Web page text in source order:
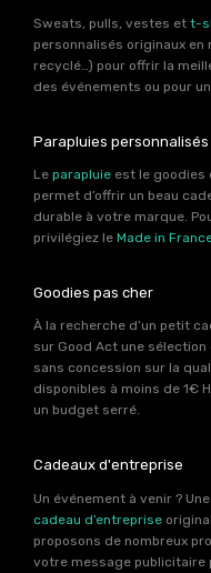
Sweats, pulls, vestes et t-
personnalisés originaux en
recyclé…) pour offrir la
des événements ou pour
Parapluies personnalisés
Le parapluie est le goodies
permet d’offrir un beau
durable à votre marque.
privilégiez le Made in
Goodies pas cher
À la recherche d’un petit
sur Good Act une
sans concession sur la
disponibles à moins de 1€
un budget serré.
Cadeaux d'entreprise
Un événement à venir ?
cadeau d’entreprise
proposons de nombreux
votre message publicitaire